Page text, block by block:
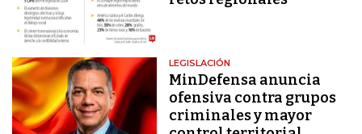
LEGISLACIÓN
MinDefensa anuncia
ofensiva contra grupos
criminales y mayor